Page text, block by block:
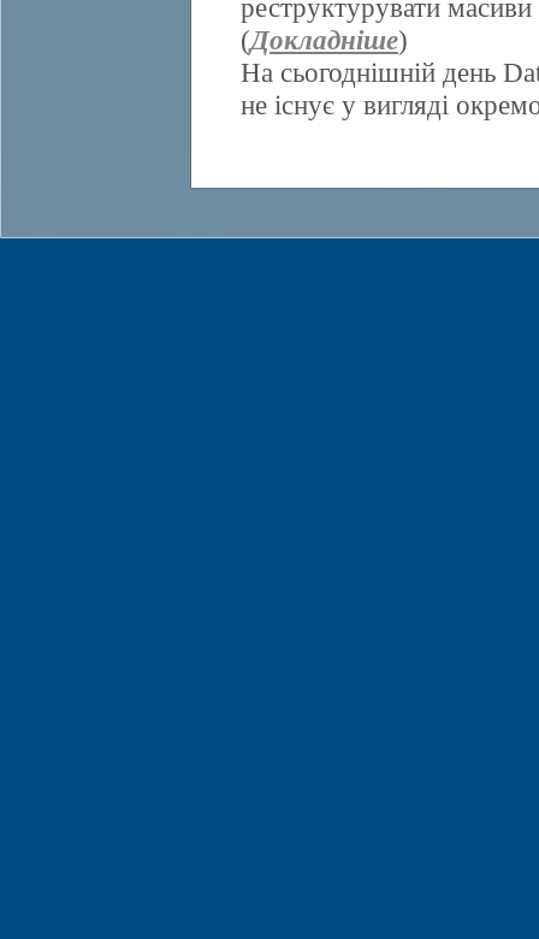
реструктурувати масиви
(Докладніше)
На сьогоднішній день
не існує у вигляді